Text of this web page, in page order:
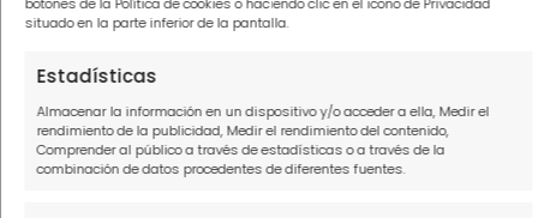
situado en la parte inferior de la pantalla.
Estadísticas
Almacenar la información en un dispositivo y/o acceder a ella, Medir el
rendimiento de la publicidad, Medir el rendimiento del contenido,
Comprender al público a través de estadísticas o a través de la
combinación de datos procedentes de diferentes fuentes.
¡Tu solución a las deudas está más cerca!
Fernández, director ejecutivo de Soluciona Mi
Deuda.